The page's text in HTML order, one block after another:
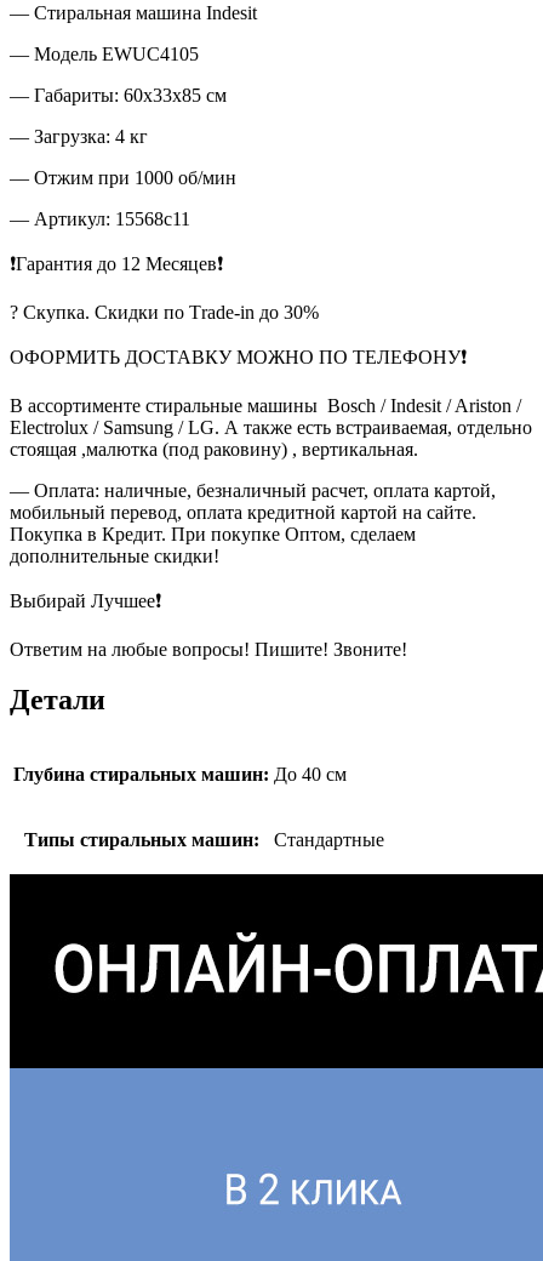
— Стиральная машина Indesit
— Модель EWUC4105
— Габариты: 60х33х85 см
— Загрузка: 4 кг
— Отжим при 1000 об/мин
— Артикул: 15568c11
❗Гарантия до 12 Месяцев❗
? Скупка. Скидки по Тrade-in до 30%
ОФОРМИТЬ ДОСТАВКУ МОЖНО ПО ТЕЛЕФОНУ❗
В ассортименте стиральные машины Bosch / Indesit / Ariston /
Electrolux / Samsung / LG. А также есть встраиваемая, отдельно
стоящая ,малютка (под раковину) , вертикальная.
— Оплата: наличные, безналичный расчет, оплата картой,
мобильный перевод, оплата кредитной картой на сайте.
Покупка в Кредит. При покупке Оптом, сделаем
дополнительные скидки!
Выбирай Лучшее❗
Ответим на любые вопросы! Пишите! Звоните!
Детали
Глубина стиральных машин: До 40 см
Типы стиральных машин: Стандартные